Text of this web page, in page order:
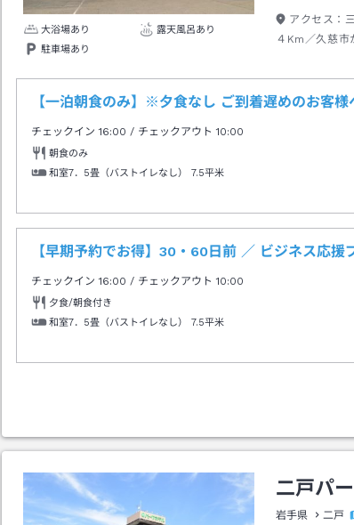
大浴場あり
露天風呂あり
駐車場あり
アクセス：
４Km／久慈市
リアス線野田
約
【一泊朝食のみ】※夕食なし ご到着遅めのお客様
チェックイン16:00 / チェックアウト 10:00
朝食のみ
和室7．5畳（バストイレなし）
7.5平米
【早期予約でお得】30・60日前 ／ ビジネス応援
チェックイン16:00 / チェックアウト 10:00
夕食/朝食付き
和室7．5畳（バストイレなし）
7.5平米
二戸パ
岩手県 二戸